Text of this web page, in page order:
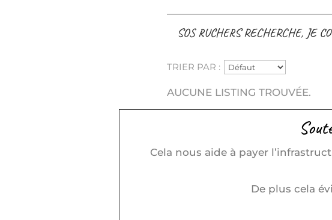
SOS RUCHERS RECHERCHE, JE
TRIER PAR :
AUCUNE LISTING TROUVÉE.
Cela nous aide à payer
De plus cela